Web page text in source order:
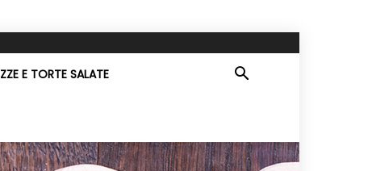
E TORTE SALATE